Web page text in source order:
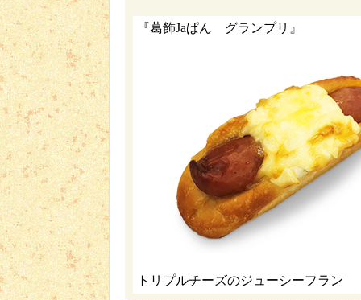
『葛飾Jaぱん グランプリ』
トリプルチーズのジューシーフラン